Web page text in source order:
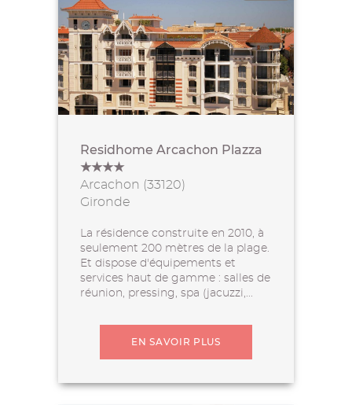
Residhome Arcachon Plazza
★★★★
Arcachon (33120)
Gironde
La résidence construite en 2010, à
seulement 200 mètres de la plage.
Et dispose d'équipements et
services haut de gamme : salles de
réunion, pressing, spa (jacuzzi,...
EN SAVOIR PLUS